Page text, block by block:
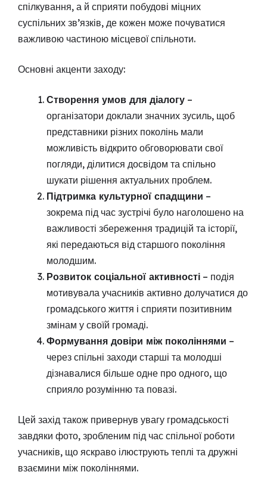
спілкування, а й сприяти побудові міцних
суспільних зв’язків, де кожен може почуватися
важливою частиною місцевої спільноти.
Основні акценти заходу:
Створення умов для діалогу –
організатори доклали значних зусиль, щоб
представники різних поколінь мали
можливість відкрито обговорювати свої
погляди, ділитися досвідом та спільно
шукати рішення актуальних проблем.
Підтримка культурної спадщини –
зокрема під час зустрічі було наголошено на
важливості збереження традицій та історії,
які передаються від старшого покоління
молодшим.
Розвиток соціальної активності – подія
мотивувала учасників активно долучатися до
громадського життя і сприяти позитивним
змінам у своїй громаді.
Формування довіри між поколіннями –
через спільні заходи старші та молодші
дізнавалися більше одне про одного, що
сприяло розумінню та повазі.
Цей захід також привернув увагу громадськості
завдяки фото, зробленим під час спільної роботи
учасників, що яскраво ілюструють теплі та дружні
взаємини між поколіннями.